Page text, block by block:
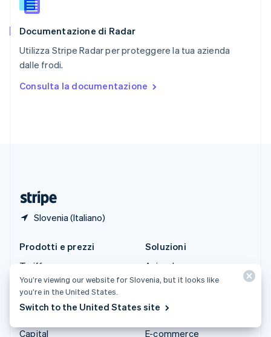
Documentazione di Radar
Utilizza Stripe Radar per proteggere la tua azienda
dalle frodi.
Consulta la documentazione
Slovenia (Italiano)
Slovacchia
Slovenia
Spagna
Español
English Español简体中文
Prodotti e prezzi
Tariffe
Atlas
Authorization Boost
Capital
Soluzioni
Aziende
Start-up
E-commerce
You’re viewing our website for Slovenia, but it looks like
you’re in the United States.
Switch to the United States site